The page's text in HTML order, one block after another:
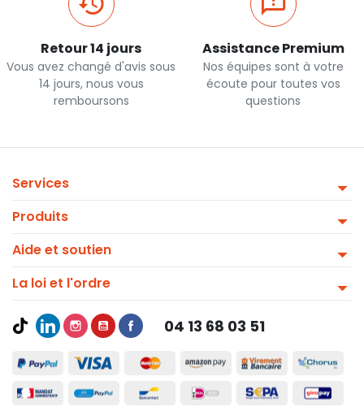
Retour 14 jours
Vous avez changé d'avis sous
14 jours, nous vous
remboursons
Assistance Premium
Nos équipes sont à votre
écoute pour toutes vos
questions
Services
Produits
Aide et soutien
La loi et l'ordre
04 13 68 03 51